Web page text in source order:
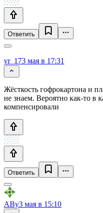
Ответить
vr_173 мая в 17:31
Жёсткость гофрокартона и
не знаем. Вероятно как-то в
компенсировали
Ответить
ABy3 мая в 15:10